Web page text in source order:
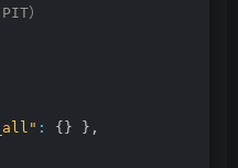
PIT）
: { } } ,